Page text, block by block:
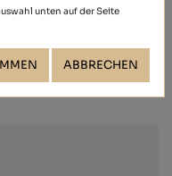
unten auf der Seite
ABBRECHEN